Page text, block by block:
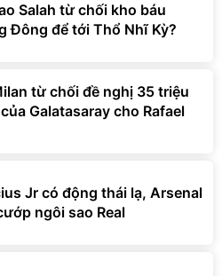
Salah từ chối kho báu
Đông để tới Thổ Nhĩ Kỳ?
từ chối đề nghị 35 triệu
Galatasaray cho Rafael
Jr có động thái lạ, Arsenal
ngôi sao Real